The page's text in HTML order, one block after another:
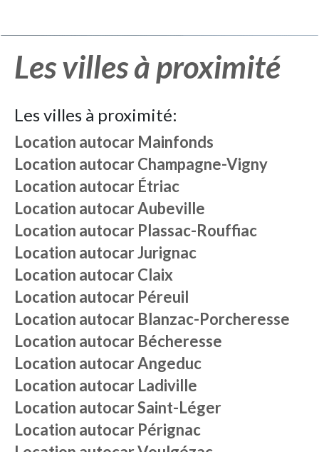
Les villes à proximité
Les villes à proximité:
Location autocar Mainfonds
Location autocarChampagne-Vigny
Location autocar Étriac
Location autocarAubeville
Location autocar Plassac-Rouffiac
Location autocarJurignac
Location autocarClaix
Location autocar Péreuil
Location autocar Blanzac-Porcheresse
Location autocar Bécheresse
Location autocarAngeduc
Location autocar Ladiville
Location autocarSaint-Léger
Location autocar Pérignac